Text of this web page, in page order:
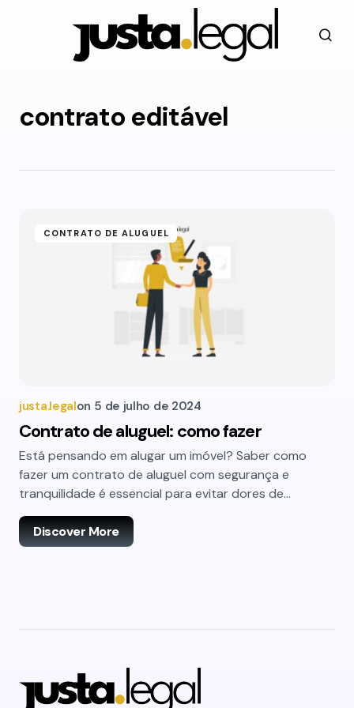
contrato editável
CONTRATO DE ALUGUEL
justa.legalon 5 de julho de 2024
Contrato de aluguel: como fazer
Está pensando em alugar um imóvel? Saber como
fazer um contrato de aluguel com segurança e
tranquilidade é essencial para evitar dores de…
Discover More